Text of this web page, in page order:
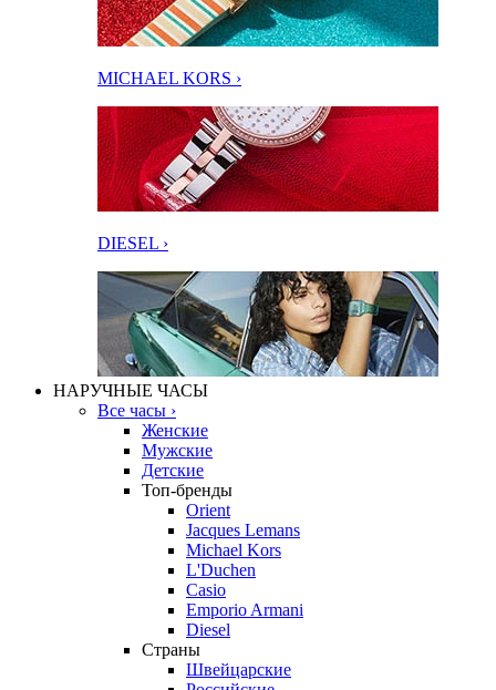
MICHAEL KORS ›
DIESEL ›
НАРУЧНЫЕ ЧАСЫ
Все часы ›
Женские
Мужские
Детские
Топ-бренды
Orient
Jacques Lemans
Michael Kors
L'Duchen
Casio
Emporio Armani
Diesel
Страны
Швейцарские